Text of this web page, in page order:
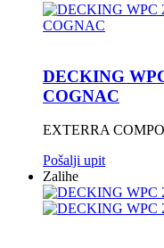
DECKING
COGNAC
EXTERRA
Pošalji upit
Zalihe